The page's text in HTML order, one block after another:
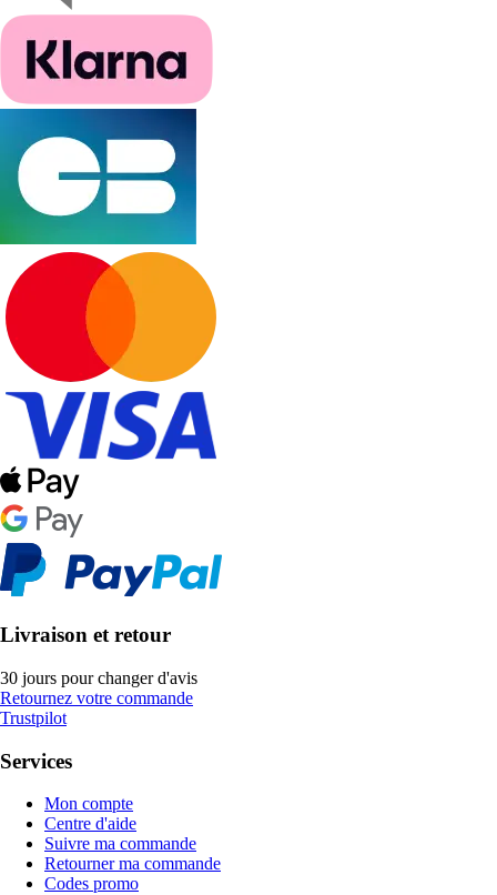
Livraison et retour
30 jours pour changer d'avis
Retournez votre commande
Trustpilot
Services
Mon compte
Centre d'aide
Suivre ma commande
Retourner ma commande
Codes promo